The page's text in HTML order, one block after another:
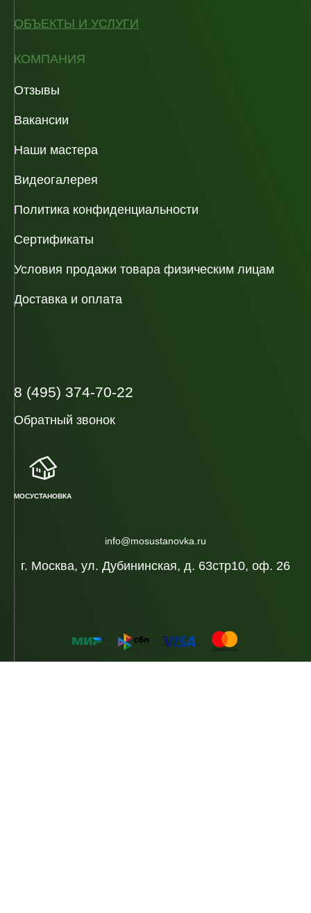
ОБЪЕКТЫ И УСЛУГИ
КОМПАНИЯ
Отзывы
Вакансии
Наши мастера
Видеогалерея
Политика конфиденциальности
Сертификаты
Условия продажи товара физическим лицам
Доставка и оплата
г. Москва, ул. Дубининская, д. 63стр10, оф. 26
info@mosustanovka.ru
8 (495) 374-70-22
Обратный звонок
МОСУСТАНОВКА